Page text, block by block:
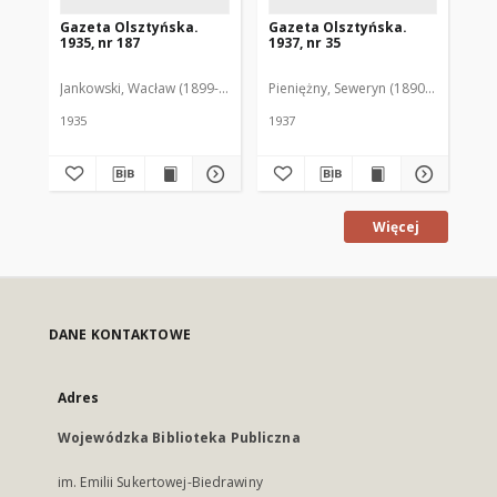
Gazeta Olsztyńska.
1935, nr 187
Jankowski, Wacław (1899-1975). Red.
1935
Gazeta Olsztyńska.
1937, nr 35
Pieniężny, Seweryn (1890-1940). Red.
1937
Więcej
DANE KONTAKTOWE
Adres
Wojewódzka Biblioteka Publiczna
im. Emilii Sukertowej-Biedrawiny